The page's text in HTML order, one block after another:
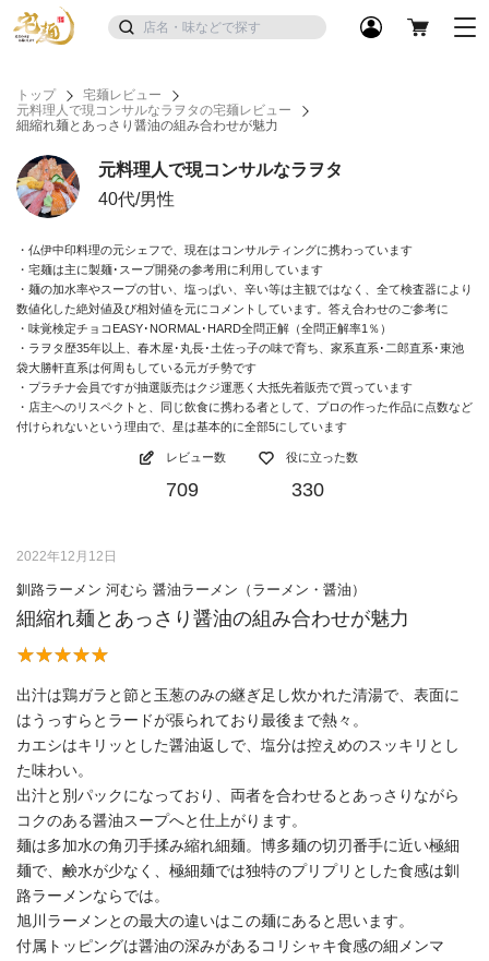
トップ
宅麺レビュー
元料理人で現コンサルなラヲタの宅麺レビュー
細縮れ麺とあっさり醤油の組み合わせが魅力
元料理人で現コンサルなラヲタ
40代/男性
・仏伊中印料理の元シェフで、現在はコンサルティングに携わっています
・宅麺は主に製麺･スープ開発の参考用に利用しています
・麺の加水率やスープの甘い、塩っぱい、辛い等は主観ではなく、全て検査器により
数値化した絶対値及び相対値を元にコメントしています。答え合わせのご参考に
・味覚検定チョコEASY･NORMAL･HARD全問正解（全問正解率1％）
・ラヲタ歴35年以上、春木屋･丸長･土佐っ子の味で育ち、家系直系･二郎直系･東池
袋大勝軒直系は何周もしている元ガチ勢です
・プラチナ会員ですが抽選販売はクジ運悪く大抵先着販売で買っています
・店主へのリスペクトと、同じ飲食に携わる者として、プロの作った作品に点数など
付けられないという理由で、星は基本的に全部5にしています
レビュー数
709
役に立った数
330
2022年12月12日
釧路ラーメン 河むら 醤油ラーメン（ラーメン・醤油）
細縮れ麺とあっさり醤油の組み合わせが魅力
出汁は鶏ガラと節と玉葱のみの継ぎ足し炊かれた清湯で、表面に
はうっすらとラードが張られており最後まで熱々。
カエシはキリッとした醤油返しで、塩分は控えめのスッキリとし
た味わい。
出汁と別パックになっており、両者を合わせるとあっさりながら
コクのある醤油スープへと仕上がります。
麺は多加水の角刃手揉み縮れ細麺。博多麺の切刃番手に近い極細
麺で、鹸水が少なく、極細麺では独特のプリプリとした食感は釧
路ラーメンならでは。
旭川ラーメンとの最大の違いはこの麺にあると思います。
付属トッピングは醤油の深みがあるコリシャキ食感の細メンマ